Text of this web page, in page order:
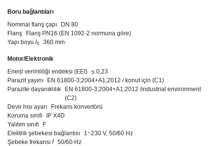
Boru bağlantıları
Nominal flanş çapı
DN 80
Flanş
Flanş PN16 (EN 1092-2 normuna göre)
Yapı boyu l0 360 mm
Motor/Elektronik
Enerji verimliliği endeksi (EEI) ≤ 0,23
Parazit yayını
EN 61800-3;2004+A1;2012 / konut için (C1)
Parazite dayanıklılık
EN 61800-3;2004+A1;2012 /industrial environment
(C2)
Devir hısı ayarı
Frekans konvertörü
Koruma sınıfı
IP X4D
Yalıtım sınıfı
F
Elektrik şebekesi bağlantısı
1~230 V, 50/60 Hz
Şebeke frekansı f 50/60 Hz